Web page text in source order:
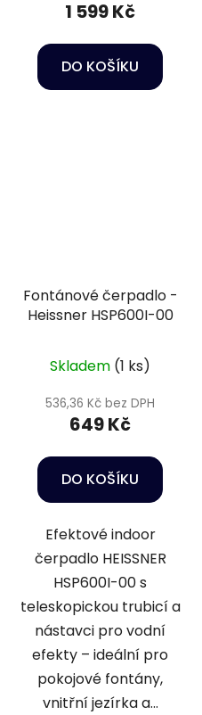
1 599 Kč
DO KOŠÍKU
Fontánové čerpadlo -
Heissner HSP600I-00
Skladem (1 ks)
536,36 Kč bez DPH
649 Kč
DO KOŠÍKU
Efektové indoor
čerpadlo HEISSNER
HSP600I-00 s
teleskopickou trubicí a
nástavci pro vodní
efekty – ideální pro
pokojové fontány,
vnitřní jezírka a...